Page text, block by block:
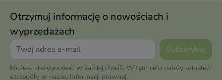
Otrzymuj informację o nowościach i
wyprzedażach
Możesz zrezygnować w każdej chwili. W tym celu należy odnaleźć
szczegóły w naszej informacji prawnej.